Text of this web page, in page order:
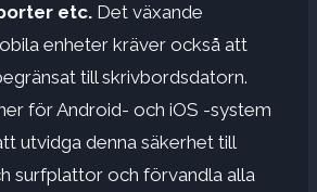
etc. Det växande
enheter kräver också att
till skrivbordsdatorn.
för Android- och iOS -system
utvidga denna säkerhet till
surfplattor och förvandla alla